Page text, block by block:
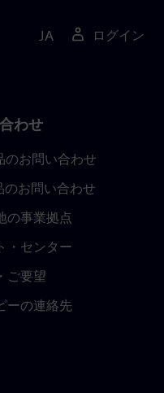
JA ログイン
わせ
のお問い合わせ
のお問い合わせ
の事業拠点
・センター
ご要望
ーの連絡先